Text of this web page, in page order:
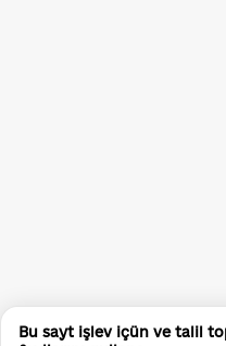
Bu sayt işlev içün ve talil